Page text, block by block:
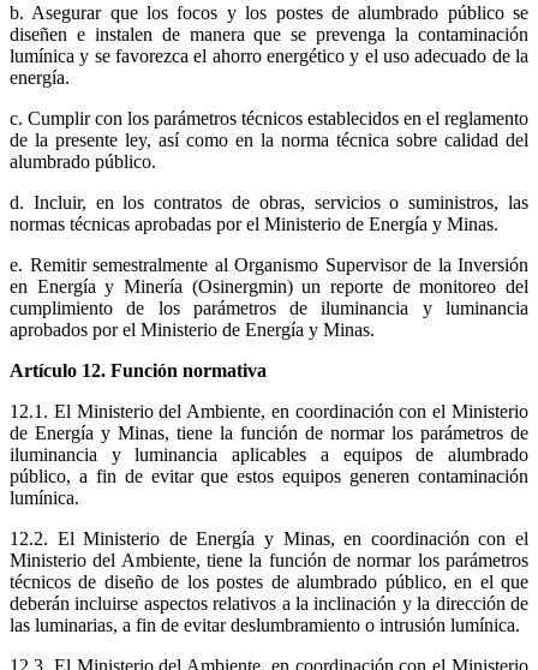
b. Asegurar que los focos y los postes de alumbrado público se
diseñen e instalen de manera que se prevenga la contaminación
lumínica y se favorezca el ahorro energético y el uso adecuado de la
energía.
c. Cumplir con los parámetros técnicos establecidos en el reglamento
de la presente ley, así como en la norma técnica sobre calidad del
alumbrado público.
d. Incluir, en los contratos de obras, servicios o suministros, las
normas técnicas aprobadas por el Ministerio de Energía y Minas.
e. Remitir semestralmente al Organismo Supervisor de la Inversión
en Energía y Minería (Osinergmin) un reporte de monitoreo del
cumplimiento de los parámetros de iluminancia y luminancia
aprobados por el Ministerio de Energía y Minas.
Artículo 12. Función normativa
12.1. El Ministerio del Ambiente, en coordinación con el Ministerio
de Energía y Minas, tiene la función de normar los parámetros de
iluminancia y luminancia aplicables a equipos de alumbrado
público, a fin de evitar que estos equipos generen contaminación
lumínica.
12.2. El Ministerio de Energía y Minas, en coordinación con el
Ministerio del Ambiente, tiene la función de normar los parámetros
técnicos de diseño de los postes de alumbrado público, en el que
deberán incluirse aspectos relativos a la inclinación y la dirección de
las luminarias, a fin de evitar deslumbramiento o intrusión lumínica.
12.3. El Ministerio del Ambiente, en coordinación con el Ministerio